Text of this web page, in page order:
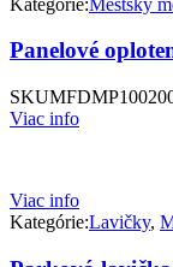
Panelové
SKU
Viac info
Viac info
Kategórie:Lavičky,